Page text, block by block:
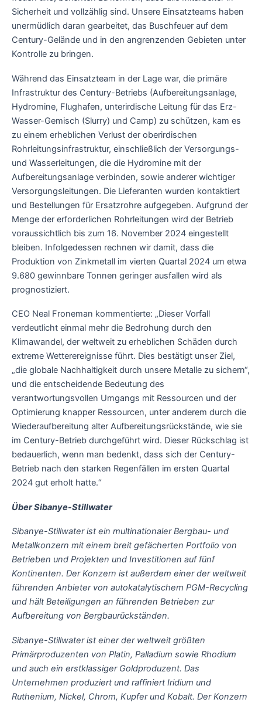
Sicherheit und vollzählig sind. Unsere Einsatzteams haben
unermüdlich daran gearbeitet, das Buschfeuer auf dem
Century-Gelände und in den angrenzenden Gebieten unter
Kontrolle zu bringen.
Während das Einsatzteam in der Lage war, die primäre
Infrastruktur des Century-Betriebs (Aufbereitungsanlage,
Hydromine, Flughafen, unterirdische Leitung für das Erz-
Wasser-Gemisch (Slurry) und Camp) zu schützen, kam es
zu einem erheblichen Verlust der oberirdischen
Rohrleitungsinfrastruktur, einschließlich der Versorgungs-
und Wasserleitungen, die die Hydromine mit der
Aufbereitungsanlage verbinden, sowie anderer wichtiger
Versorgungsleitungen. Die Lieferanten wurden kontaktiert
und Bestellungen für Ersatzrohre aufgegeben. Aufgrund der
Menge der erforderlichen Rohrleitungen wird der Betrieb
voraussichtlich bis zum 16. November 2024 eingestellt
bleiben. Infolgedessen rechnen wir damit, dass die
Produktion von Zinkmetall im vierten Quartal 2024 um etwa
9.680 gewinnbare Tonnen geringer ausfallen wird als
prognostiziert.
CEO Neal Froneman kommentierte: „Dieser Vorfall
verdeutlicht einmal mehr die Bedrohung durch den
Klimawandel, der weltweit zu erheblichen Schäden durch
extreme Wetterereignisse führt. Dies bestätigt unser Ziel,
„die globale Nachhaltigkeit durch unsere Metalle zu sichern“,
und die entscheidende Bedeutung des
verantwortungsvollen Umgangs mit Ressourcen und der
Optimierung knapper Ressourcen, unter anderem durch die
Wiederaufbereitung alter Aufbereitungsrückstände, wie sie
im Century-Betrieb durchgeführt wird. Dieser Rückschlag ist
bedauerlich, wenn man bedenkt, dass sich der Century-
Betrieb nach den starken Regenfällen im ersten Quartal
2024 gut erholt hatte.“
Über Sibanye-Stillwater
Sibanye-Stillwater ist ein multinationaler Bergbau- und
Metallkonzern mit einem breit gefächerten Portfolio von
Betrieben und Projekten und Investitionen auf fünf
Kontinenten. Der Konzern ist außerdem einer der weltweit
führenden Anbieter von autokatalytischem PGM-Recycling
und hält Beteiligungen an führenden Betrieben zur
Aufbereitung von Bergbaurückständen.
Sibanye-Stillwater ist einer der weltweit größten
Primärproduzenten von Platin, Palladium sowie Rhodium
und auch ein erstklassiger Goldproduzent. Das
Unternehmen produziert und raffiniert Iridium und
Ruthenium, Nickel, Chrom, Kupfer und Kobalt. Der Konzern